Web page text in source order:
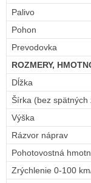
Palivo
Pohon
Prevodovka
ROZMERY,
Dĺžka
Šírka (bez spätných
Výška
Rázvor náprav
Pohotovostná
Zrýchlenie 0-100